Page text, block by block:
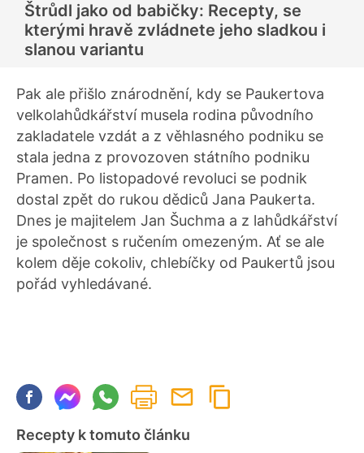
Štrůdl jako od babičky: Recepty, se
kterými hravě zvládnete jeho sladkou i
slanou variantu
Pak ale přišlo znárodnění, kdy se Paukertova
velkolahůdkářství musela rodina původního
zakladatele vzdát a z věhlasného podniku se
stala jedna z provozoven státního podniku
Pramen. Po listopadové revoluci se podnik
dostal zpět do rukou dědiců Jana Paukerta.
Dnes je majitelem Jan Šuchma a z lahůdkářství
je společnost s ručením omezeným. Ať se ale
kolem děje cokoliv, chlebíčky od Paukertů jsou
pořád vyhledávané.
Recepty k tomuto článku